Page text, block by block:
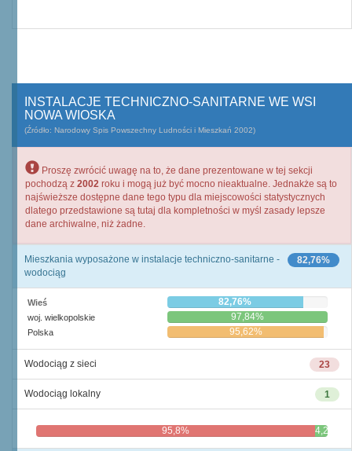
INSTALACJE TECHNICZNO-SANITARNE WE WSI
NOWA WIOSKA
(Źródło: Narodowy Spis Powszechny Ludności i Mieszkań 2002)
Proszę zwrócić uwagę na to, że dane prezentowane w tej sekcji
pochodzą z 2002 roku i mogą już być mocno nieaktualne. Jednakże są to
najświeższe dostępne dane tego typu dla miejscowości statystycznych
dlatego przedstawione są tutaj dla kompletności w myśl zasady lepsze
dane archiwalne, niż żadne.
82,76%
Mieszkania wyposażone w instalacje techniczno-sanitarne -
wodociąg
Wieś 82,76%
woj. wielkopolskie 97,84%
Polska 95,62%
23
Wodociąg z sieci
1
Wodociąg lokalny
95,8% 4,2%